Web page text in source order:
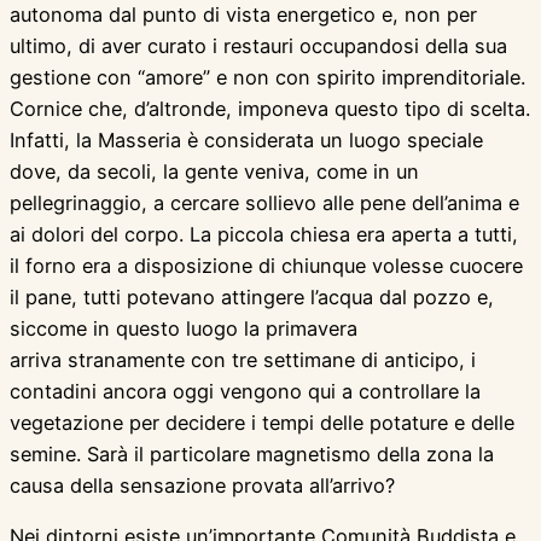
autonoma dal punto di vista energetico e, non per
ultimo, di aver curato i restauri occupandosi della sua
gestione con “amore” e non con spirito imprenditoriale.
Cornice che, d’altronde, imponeva questo tipo di scelta.
Infatti, la Masseria è considerata un luogo speciale
dove, da secoli, la gente veniva, come in un
pellegrinaggio, a cercare sollievo alle pene dell’anima e
ai dolori del corpo. La piccola chiesa era aperta a tutti,
il forno era a disposizione di chiunque volesse cuocere
il pane, tutti potevano attingere l’acqua dal pozzo e,
siccome in questo luogo la primavera
arriva stranamente con tre settimane di anticipo, i
contadini ancora oggi vengono qui a controllare la
vegetazione per decidere i tempi delle potature e delle
semine. Sarà il particolare magnetismo della zona la
causa della sensazione provata all’arrivo?